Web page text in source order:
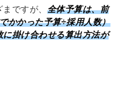
ですが、 全体予算は、前
かかった予算÷採用人数）
掛け合わせる算出方法が